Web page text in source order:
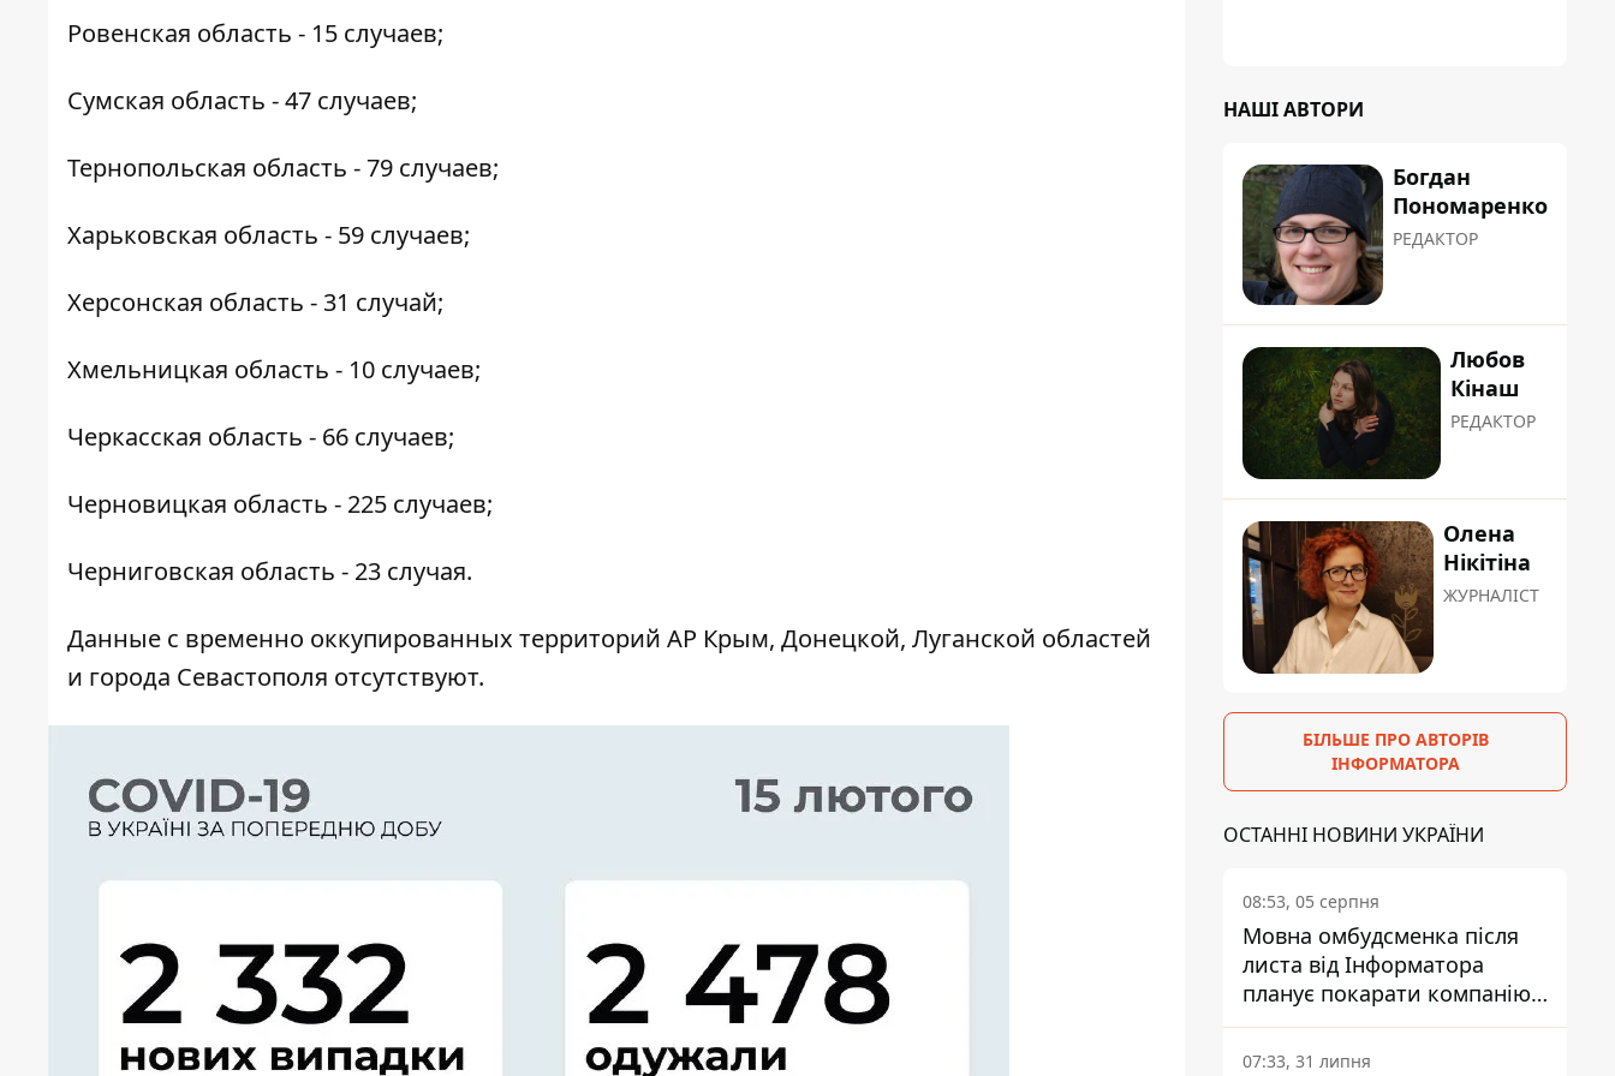
Ровенская область - 15 случаев;
Сумская область - 47 случаев;
Тернопольская область - 79 случаев;
Харьковская область - 59 случаев;
Херсонская область - 31 случай;
Хмельницкая область - 10 случаев;
Черкасская область - 66 случаев;
Черновицкая область - 225 случаев;
Черниговская область - 23 случая.
Данные с временно оккупированных территорий АР Крым, Донецкой, Луганской областей
и города Севастополя отсутствуют.
НАШІ АВТОРИ
Богдан
Пономаренко
РЕДАКТОР
Любов
Кінаш
РЕДАКТОР
Олена
Нікітіна
ЖУРНАЛІСТ
БІЛЬШЕ ПРО АВТОРІВ
ІНФОРМАТОРА
ОСТАННІ НОВИНИ УКРАЇНИ
08:53, 05 серпня
Мовна омбудсменка після
листа від Інформатора
планує покарати компанію-
підрядника ПриватБанку
07:33, 31 липня